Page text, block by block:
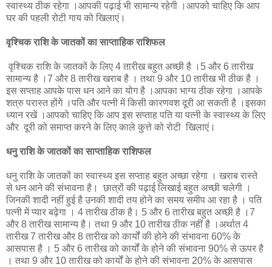
स्वास्थ्य ठीक रहेगा ।आपकी पढ़ाई भी सामान्य रहेगी ।आपको चाहिए कि आप
घर की पहली रोटी गाय को खिलाएं।
वृश्चिक राशि के जातकों का साप्ताहिक राशिफल
वृश्चिक राशि के जातकों के लिए 4 तारीख बहुत अच्छी है ।5 और 6 तारीख
सामान्य है ।7 और 8 तारीख खराब है । तथा 9 और 10 तारीख भी ठीक है ।
इस सप्ताह आपके पास धन आने का योग है ।आपका भाग्य ठीक रहेगा ।आपके
शत्रु परास्त होंगेे ।पति और पत्नी में किसी कारणवश दूरी आ सकती है ।इसका
ध्यान रखें ।आपको चाहिए कि आप इस सप्ताह पति या पत्नी के स्वास्थ्य के लिए
और दूरी को समाप्त करने के लिए काले कुत्ते को रोटी खिलाएं।
धनु राशि के जातकों का साप्ताहिक राशिफल
धनु राशि के जातकों का स्वास्थ्य इस सप्ताह बहुत अच्छा रहेगा । खराब रास्ते
से धन आने की संभावना है। छात्रों की पढ़ाई लिखाई बहुत अच्छी चलेगी ।
जिनकी शादी नहीं हुई है उनकी शादी तय होने का समय समीप आ रहा है । पति
पत्नी में प्यार बढ़ेगा । 4 तारीख ठीक है। 5 और 6 तारीख बहुत अच्छी है ।7
और 8 तारीख सामान्य है। तथा 9 और 10 तारीख ठीक नहीं है ।अर्थात 4
तारीख 7 तारीख और 8 तारीख को कार्यों की होने की संभावना 60% के
आसपास है । 5 और 6 तारीख को कार्यों के होने की संभावना 90% से ऊपर है
। तथा 9 और 10 तारीख को कार्यों के होने की संभावना 20% के आसपास